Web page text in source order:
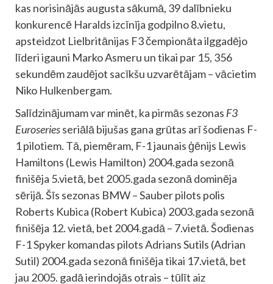
kas norisinājās augusta sākumā, 39 dalībnieku
konkurencē Haralds izcīnīja godpilno 8.vietu,
apsteidzot Lielbritānijas F3 čempionāta ilggadējo
līderi igauni Marko Asmeru un tikai par 15, 356
sekundēm zaudējot sacīkšu uzvarētājam – vācietim
Niko Hulkenbergam.
Salīdzinājumam var minēt, ka pirmās sezonas F3
Euroseriesseriālā bijušas gana grūtas arī šodienas F-
1 pilotiem. Tā, piemēram, F-1 jaunais ģēnijs Lewis
Hamiltons (Lewis Hamilton) 2004.gada sezonā
finišēja 5.vietā, bet 2005.gada sezonā dominēja
sērijā. Šīs sezonas BMW – Sauber pilots polis
Roberts Kubica (Robert Kubica) 2003.gada sezonā
finišēja 12. vietā, bet 2004.gadā – 7.vietā. Šodienas
F-1 Spyker komandas pilots Adrians Sutils (Adrian
Sutil) 2004.gada sezonā finišēja tikai 17.vietā, bet
jau 2005. gadā ierindojās otrais – tūlīt aiz